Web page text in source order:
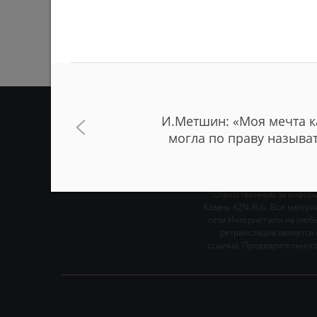
И.Метшин: «Моя мечта
могла по праву
Ответственным за
Казань KZN.RU». Все
сети Интернет или на
ретрансляции
ссылка).